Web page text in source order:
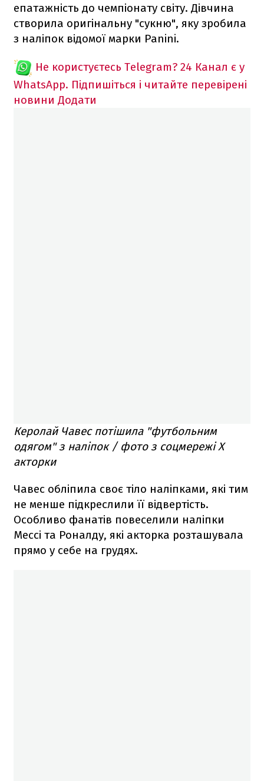
епатажність до чемпіонату світу. Дівчина
створила оригінальну "сукню", яку зробила
з наліпок відомої марки Panini.
Не користуєтесь Telegram? 24 Канал є у
WhatsApp. Підпишіться і читайте перевірені
новини Додати
Керолай Чавес потішила "футбольним
одягом" з наліпок / фото з соцмережі X
акторки
Чавес обліпила своє тіло наліпками, які тим
не менше підкреслили її відвертість.
Особливо фанатів повеселили наліпки
Мессі та Роналду, які акторка розташувала
прямо у себе на грудях.